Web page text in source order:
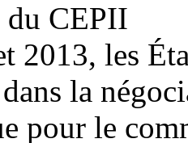
CEPII
2013, les
la
pour le